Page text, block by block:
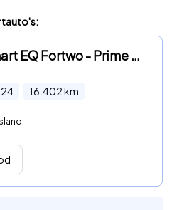
Smart EQ Fortwo - Prime Cabrio
16.402km